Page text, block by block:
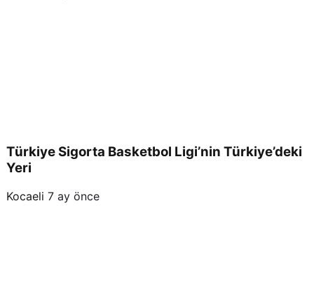
Türkiye Sigorta Basketbol Ligi’nin Türkiye’deki
Yeri
Kocaeli 7 ay önce